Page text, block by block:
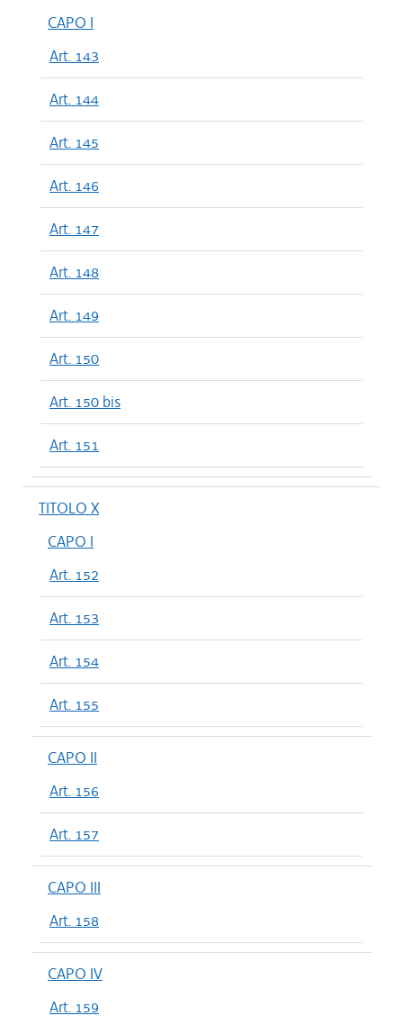
CAPO I
Art. 143
Art. 144
Art. 145
Art. 146
Art. 147
Art. 148
Art. 149
Art. 150
Art. 150 bis
Art. 151
TITOLO X
CAPO I
Art. 152
Art. 153
Art. 154
Art. 155
CAPO II
Art. 156
Art. 157
CAPO III
Art. 158
CAPO IV
Art. 159